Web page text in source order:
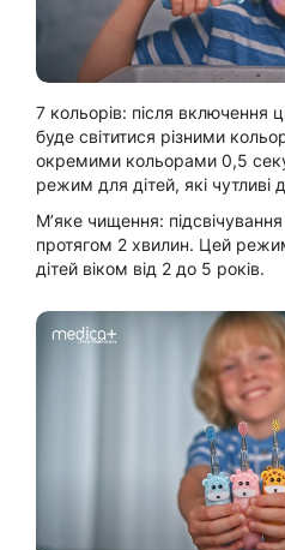
7 кольорів: після включення
буде світитися різними
окремими кольорами 0,5
режим для дітей, які чутливі
М’яке чищення:
протягом 2 хвилин. Цей
дітей віком від 2 до 5 років.